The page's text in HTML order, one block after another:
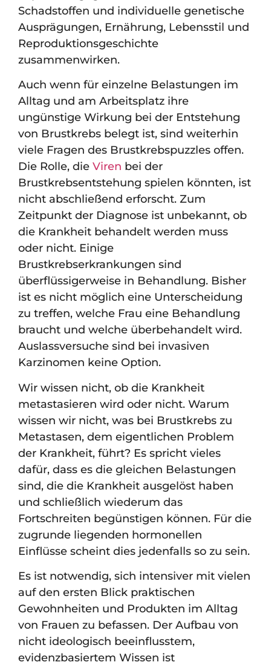
Schadstoffen und individuelle genetische
Ausprägungen, Ernährung, Lebensstil und
Reproduktionsgeschichte
zusammenwirken.
Auch wenn für einzelne Belastungen im
Alltag und am Arbeitsplatz ihre
ungünstige Wirkung bei der Entstehung
von Brustkrebs belegt ist, sind weiterhin
viele Fragen des Brustkrebspuzzles offen.
Die Rolle, die Viren bei der
Brustkrebsentstehung spielen könnten, ist
nicht abschließend erforscht. Zum
Zeitpunkt der Diagnose ist unbekannt, ob
die Krankheit behandelt werden muss
oder nicht. Einige
Brustkrebserkrankungen sind
überflüssigerweise in Behandlung. Bisher
ist es nicht möglich eine Unterscheidung
zu treffen, welche Frau eine Behandlung
braucht und welche überbehandelt wird.
Auslassversuche sind bei invasiven
Karzinomen keine Option.
Wir wissen nicht, ob die Krankheit
metastasieren wird oder nicht. Warum
wissen wir nicht, was bei Brustkrebs zu
Metastasen, dem eigentlichen Problem
der Krankheit, führt? Es spricht vieles
dafür, dass es die gleichen Belastungen
sind, die die Krankheit ausgelöst haben
und schließlich wiederum das
Fortschreiten begünstigen können. Für die
zugrunde liegenden hormonellen
Einflüsse scheint dies jedenfalls so zu sein.
Es ist notwendig, sich intensiver mit vielen
auf den ersten Blick praktischen
Gewohnheiten und Produkten im Alltag
von Frauen zu befassen. Der Aufbau von
nicht ideologisch beeinflusstem,
evidenzbasiertem Wissen ist